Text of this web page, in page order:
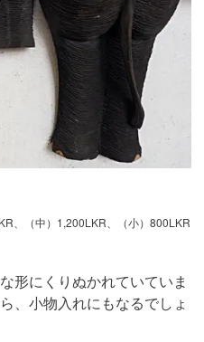
、（中）1,200LKR、（小）800LKR
形にくりぬかれていていま
、小物入れにもなるでしょ